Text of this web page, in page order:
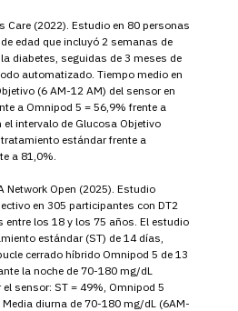
Care (2022). Estudio en 80 personas
edad que incluyó 2 semanas de
diabetes, seguidas de 3 meses de
automatizado. Tiempo medio en
(6 AM-12 AM) del sensor en
a Omnipod 5 = 56,9% frente a
intervalo de Glucosa Objetivo
estándar frente a
a 81,0%.
Network Open (2025). Estudio
en 305 participantes con DT2
entre los 18 y los 75 años. El estudio
estándar (ST) de 14 días,
cerrado híbrido Omnipod 5 de 13
la noche de 70-180 mg/dL
sensor: ST = 49%, Omnipod 5
diurna de 70-180 mg/dL (6AM-